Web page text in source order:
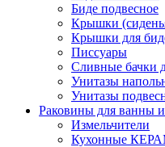
Биде подвесное
Крышки
Крышки для
Писсуары
Сливные бачки
Унитазы
Унитазы
Раковины для ванны
Измельчители
Кухонные